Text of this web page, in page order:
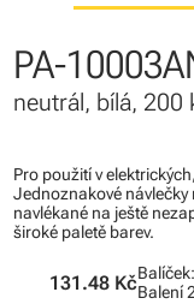
PA-
neutrál, bílá,
Pro použití v
Jednoznakové
navlékané na ještě
široké paletě barev.
131.48 KčBalíček:
Balení